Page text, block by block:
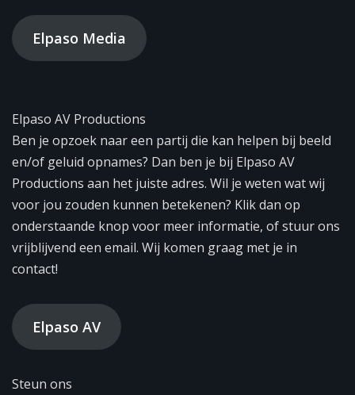
Elpaso Media
Elpaso AV Productions
Ben je opzoek naar een partij die kan helpen bij beeld
en/of geluid opnames? Dan ben je bij Elpaso AV
Productions aan het juiste adres. Wil je weten wat wij
voor jou zouden kunnen betekenen? Klik dan op
onderstaande knop voor meer informatie, of stuur ons
vrijblijvend een email. Wij komen graag met je in
contact!
Elpaso AV
Steun ons